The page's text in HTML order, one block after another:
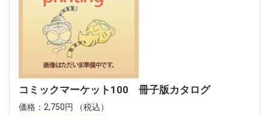
コミックマーケット100 冊子版カタログ
価格：2,750円 （税込）